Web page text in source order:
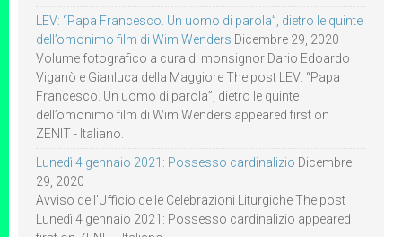
LEV: “Papa Francesco. Un uomo di parola”, dietro le quinte
dell’omonimo film di Wim Wenders Dicembre 29, 2020
Volume fotografico a cura di monsignor Dario Edoardo
Viganò e Gianluca della Maggiore The post LEV: “Papa
Francesco. Un uomo di parola”, dietro le quinte
dell’omonimo film di Wim Wenders appeared first on
ZENIT - Italiano.
Lunedì 4 gennaio 2021: Possesso cardinalizio Dicembre
29, 2020
Avviso dell’Ufficio delle Celebrazioni Liturgiche The post
Lunedì 4 gennaio 2021: Possesso cardinalizio appeared